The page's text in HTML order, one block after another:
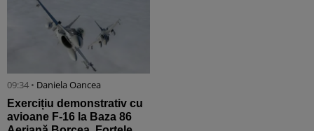
09:34 • Daniela Oancea
Exercițiu demonstrativ cu
avioane F-16 la Baza 86